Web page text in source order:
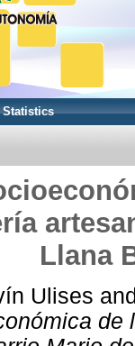
Statistics
Llana
Ulises
de